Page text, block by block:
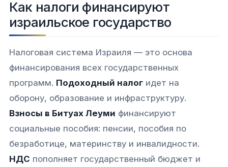
Как налоги финансируют
израильское государство
Налоговая система Израиля — это основа
финансирования всех государственных
программ. Подоходный налог идет на
оборону, образование и инфраструктуру.
Взносы в Битуах Леуми финансируют
социальные пособия: пенсии, пособия по
безработице, материнству и инвалидности.
НДС пополняет государственный бюджет и